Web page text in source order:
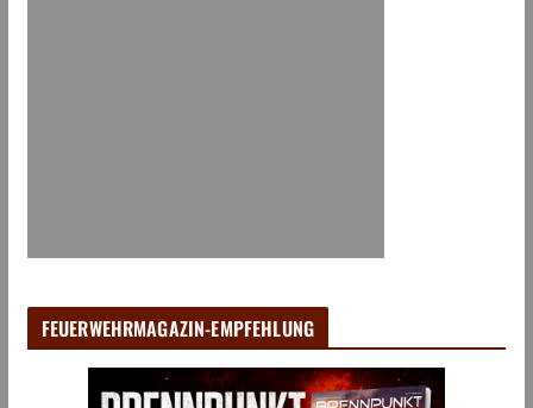
FEUERWEHRMAGAZIN-EMPFEHLUNG